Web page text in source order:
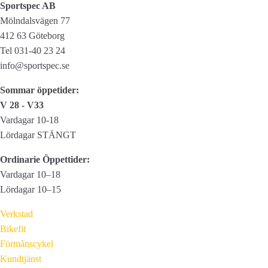
Sportspec AB
Mölndalsvägen 77
412 63 Göteborg
Tel 031-40 23 24
info@sportspec.se
Sommar öppetider:
V 28 - V33
Vardagar 10-18
Lördagar STÄNGT
Ordinarie Öppettider:
Vardagar 10–18
Lördagar 10–15
Verkstad
Bikefit
Förmånscykel
Kundtjänst